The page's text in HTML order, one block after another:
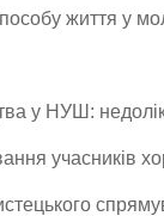
життя у
у НУШ:
учасників